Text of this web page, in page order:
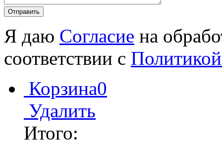
Я даю Согласие на
соответствии с
Корзина0
Удалить
Итого: